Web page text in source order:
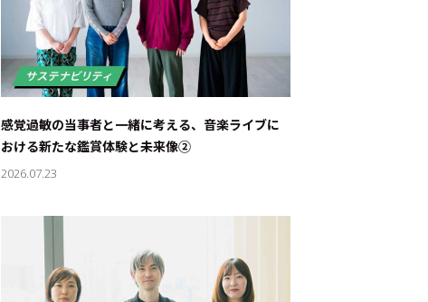
感覚過敏の当事者と一緒に考える、音楽ライブに
おける新たな鑑賞体験と未来像②
2026.07.23